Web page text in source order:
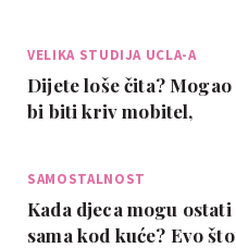
VELIKA STUDIJA UCLA-A
Dijete loše čita? Mogao
bi biti kriv mobitel,
SAMOSTALNOST
Kada djeca mogu ostati
sama kod kuće? Evo što